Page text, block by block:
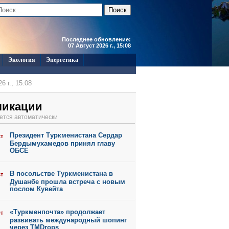
Последнее обновление:
07 Август 2026 г., 15:08
Экология
Энергетика
г., 15:08
г., 15:06
г., 15:05
г., 15:01
г., 11:45
автоматически
Президент Туркменистана Сердар
Бердымухамедов принял главу
ОБСЕ
В посольстве Туркменистана в
Душанбе прошла встреча с новым
послом Кувейта
«Туркменпочта» продолжает
развивать международный шопинг
через TMDrops